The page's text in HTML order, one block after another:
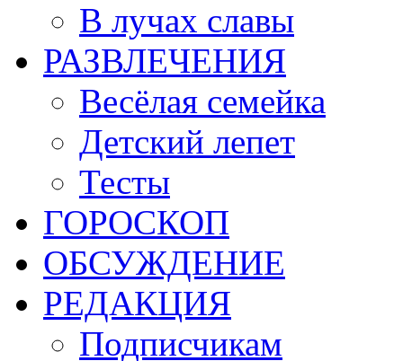
В лучах славы
РАЗВЛЕЧЕНИЯ
Весёлая семейка
Детский лепет
Тесты
ГОРОСКОП
ОБСУЖДЕНИЕ
РЕДАКЦИЯ
Подписчикам